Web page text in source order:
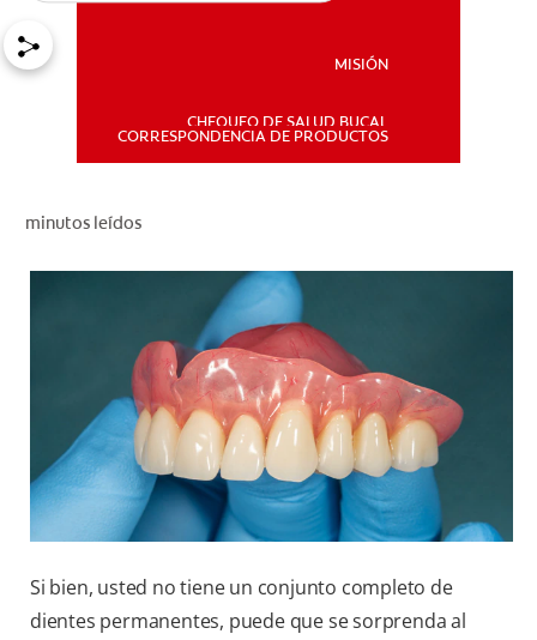
HN (ES)
SUSCRÍBASE
MISIÓN
CHEQUEO DE SALUD BUCAL
CORRESPONDENCIA DE PRODUCTOS
minutos leídos
Si bien, usted no tiene un conjunto completo de
dientes permanentes, puede que se sorprenda al